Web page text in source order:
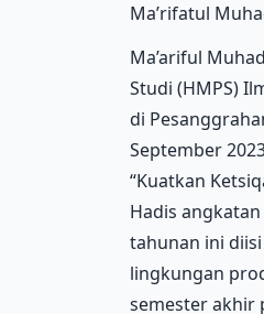
Ma’rifatul
Ma’ariful
Studi (HMPS)
di
September
“Kuatkan
Hadis
tahunan ini
lingkungan
semester akhir